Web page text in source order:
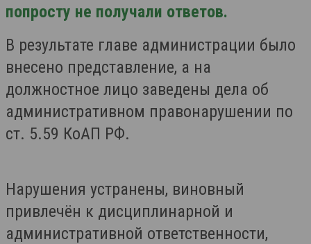
попросту не получали ответов.
В результате главе администрации было
внесено представление, а на
должностное лицо заведены дела об
административном правонарушении по
ст. 5.59 КоАП РФ.
Нарушения устранены, виновный
привлечён к дисциплинарной и
административной ответственности,